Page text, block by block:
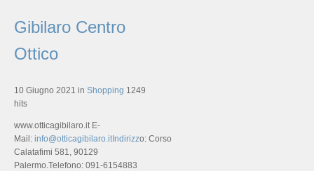
Gibilaro Centro
Ottico
10 Giugno 2021 in Shopping 1249
hits
www.otticagibilaro.it E-
Mail: info@otticagibilaro.itIndirizzo: Corso
Calatafimi 581, 90129
Palermo.Telefono: 091-6154883